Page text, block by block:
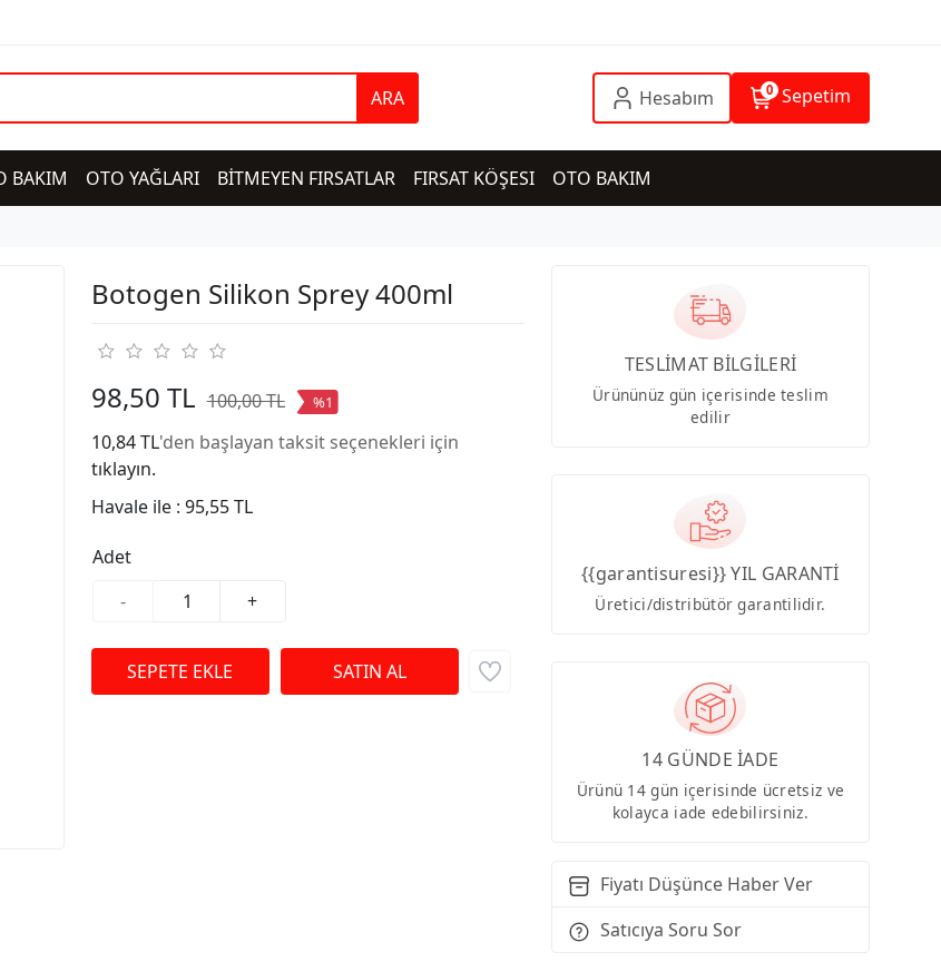
ARA Hesabım 0 Sepetim
BAKIM OTO YAĞLARI BİTMEYEN FIRSATLAR FIRSAT KÖŞESI OTO BAKIM
Botogen Silikon Sprey 400ml
98,50 TL 100,00 TL %1
10,84 TL'den başlayan taksit seçenekleri için
tıklayın.
Havale ile : 95,55 TL
Adet
-
+
TESLİMAT BİLGİLERİ
Ürününüz gün içerisinde teslim
edilir
{{garantisuresi}} YIL GARANTİ
Üretici/distribütör garantilidir.
14 GÜNDE İADE
Ürünü 14 gün içerisinde ücretsiz ve
kolayca iade edebilirsiniz.
Fiyatı Düşünce Haber Ver
Satıcıya Soru Sor